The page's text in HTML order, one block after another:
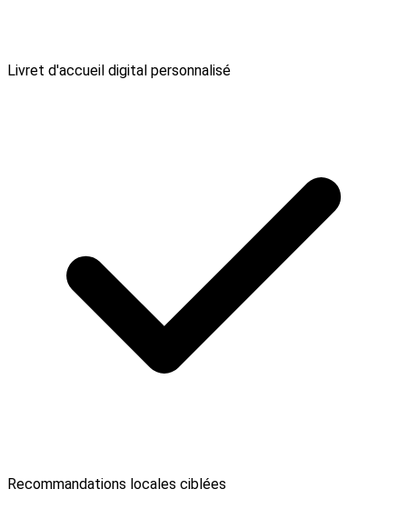
Livret d'accueil digital personnalisé
Recommandations locales ciblées